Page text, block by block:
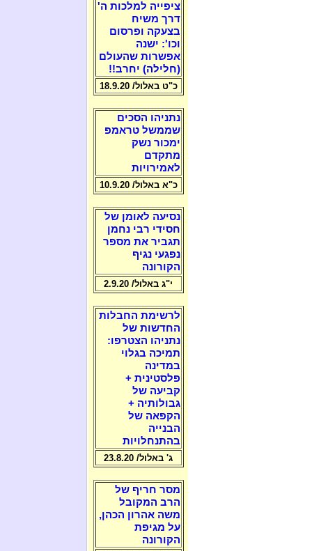
ציפייה למלכות ה'
דרך משיח
בצעקה ופרסום
וכו': ישנה
אפשרות שהעולם
(חלילה) יחרב!!
כ"ט באלול/ 18.9.20
נתניהו הסכים
שממשל טראמפ
ימכור נשק
מתקדם
לאמירויות
כ"א באלול/ 10.9.20
נסיעה לאומן של
חסידי רבי נחמן
תגביר את מספר
נפגעי נגיף
הקורונה
י"ג באלול/ 2.9.20
לרשימת החבלות
החדשות של
נתניהו הצטרפו:
תמיכה בגלוי
במדינה
פלסטינית +
קביעה של
גבולותיה +
הקפאה של
הבנייה
בהתנחלויות
ג' באלול/ 23.8.20
מסר חריף של
הרב המקובל
משה אהרון הכהן,
על מגיפת
הקורונה